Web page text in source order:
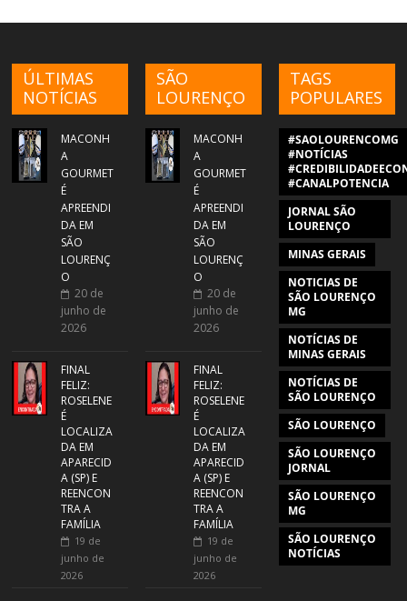
ÚLTIMAS
NOTÍCIAS
MACONH
A
GOURMET
É
APREENDI
DA EM
SÃO
LOURENÇ
O
20 de
junho de
2026
FINAL
FELIZ:
ROSELENE
É
LOCALIZA
DA EM
APARECID
A (SP) E
REENCON
TRA A
FAMÍLIA
19 de
junho de
2026
SÃO
LOURENÇO
MACONH
A
GOURMET
É
APREENDI
DA EM
SÃO
LOURENÇ
O
20 de
junho de
2026
FINAL
FELIZ:
ROSELENE
É
LOCALIZA
DA EM
APARECID
A (SP) E
REENCON
TRA A
FAMÍLIA
19 de
junho de
2026
TAGS
POPULARES
#SAOLOURENCOMG
#NOTÍCIAS
#CANALPOTENCIA
JORNAL SÃO
LOURENÇO
MINAS GERAIS
NOTICIAS DE
SÃO LOURENÇO
MG
NOTÍCIAS DE
MINAS GERAIS
NOTÍCIAS DE
SÃO LOURENÇO
SÃO LOURENÇO
SÃO LOURENÇO
JORNAL
SÃO LOURENÇO
MG
SÃO LOURENÇO
NOTÍCIAS